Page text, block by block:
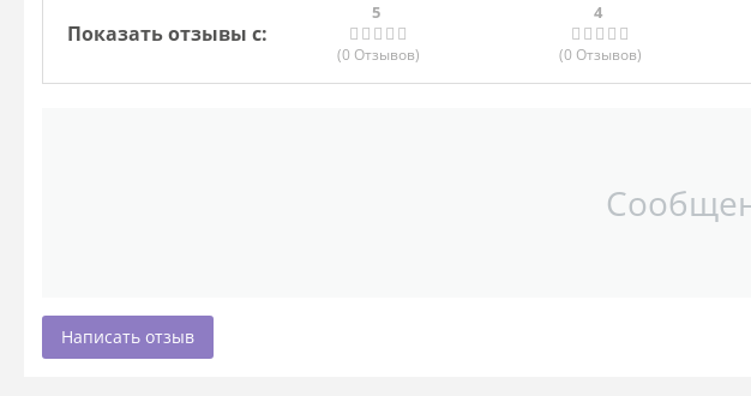
Показать отзывы с:
5
(0 Отзывов)
4
(0 Отзывов)
Написать отзыв